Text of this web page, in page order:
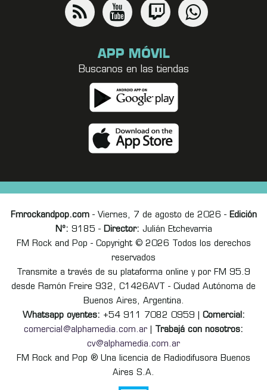
APP MÓVIL
Buscanos en las tiendas
Fmrockandpop.com- Viernes, 7 de agosto de 2026 - Edición
Nº: 9185 - Director: Julián Etchevarria
FM Rock and Pop - Copyright © 2026 Todos los derechos
reservados
Transmite a través de su plataforma online y por FM 95.9
desde Ramón Freire 932, C1426AVT - Ciudad Autónoma de
Buenos Aires, Argentina.
Whatsapp oyentes: +54 911 7082 0959 | Comercial:
comercial@alphamedia.com.ar
Trabajá con nosotros:
cv@alphamedia.com.ar
FM Rock and Pop ® Una licencia de Radiodifusora Buenos
Aires S.A.